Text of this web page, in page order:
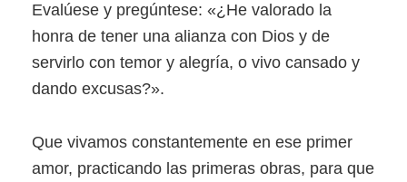
Evalúese y pregúntese: «¿He valorado la
honra de tener una alianza con Dios y de
servirlo con temor y alegría, o vivo cansado y
dando excusas?».
Que vivamos constantemente en ese primer
amor, practicando las primeras obras, para que